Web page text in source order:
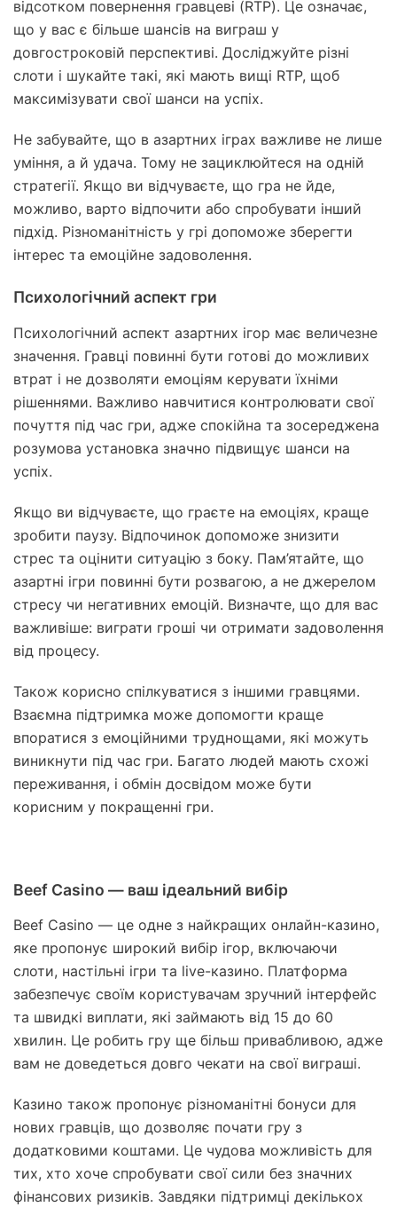
відсотком повернення гравцеві (RTP). Це означає,
що у вас є більше шансів на виграш у
довгостроковій перспективі. Досліджуйте різні
слоти і шукайте такі, які мають вищі RTP, щоб
максимізувати свої шанси на успіх.
Не забувайте, що в азартних іграх важливе не лише
уміння, а й удача. Тому не зациклюйтеся на одній
стратегії. Якщо ви відчуваєте, що гра не йде,
можливо, варто відпочити або спробувати інший
підхід. Різноманітність у грі допоможе зберегти
інтерес та емоційне задоволення.
Психологічний аспект гри
Психологічний аспект азартних ігор має величезне
значення. Гравці повинні бути готові до можливих
втрат і не дозволяти емоціям керувати їхніми
рішеннями. Важливо навчитися контролювати свої
почуття під час гри, адже спокійна та зосереджена
розумова установка значно підвищує шанси на
успіх.
Якщо ви відчуваєте, що граєте на емоціях, краще
зробити паузу. Відпочинок допоможе знизити
стрес та оцінити ситуацію з боку. Пам’ятайте, що
азартні ігри повинні бути розвагою, а не джерелом
стресу чи негативних емоцій. Визначте, що для вас
важливіше: виграти гроші чи отримати задоволення
від процесу.
Також корисно спілкуватися з іншими гравцями.
Взаємна підтримка може допомогти краще
впоратися з емоційними труднощами, які можуть
виникнути під час гри. Багато людей мають схожі
переживання, і обмін досвідом може бути
корисним у покращенні гри.
Beef Casino — ваш ідеальний вибір
Beef Casino — це одне з найкращих онлайн-казино,
яке пропонує широкий вибір ігор, включаючи
слоти, настільні ігри та live-казино. Платформа
забезпечує своїм користувачам зручний інтерфейс
та швидкі виплати, які займають від 15 до 60
хвилин. Це робить гру ще більш привабливою, адже
вам не доведеться довго чекати на свої виграші.
Казино також пропонує різноманітні бонуси для
нових гравців, що дозволяє почати гру з
додатковими коштами. Це чудова можливість для
тих, хто хоче спробувати свої сили без значних
фінансових ризиків. Завдяки підтримці декількох